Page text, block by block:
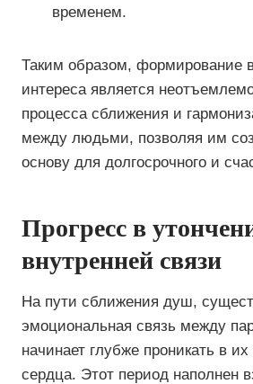
временем.
Таким образом, формирование
интереса является
процесса сближения и
между людьми, позволяя им
основу для долгосрочного и
Прогресс в
внутренней связи
На пути сближения душ,
эмоциональная связь между
начинает глубже проникать в
сердца. Этот период наполнен